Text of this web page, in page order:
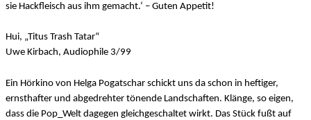
sie Hackfleisch aus ihm gemacht.‘ – Guten Appetit!
Hui, „Titus Trash Tatar“
Uwe Kirbach, Audiophile 3/99
Ein Hörkino von Helga Pogatschar schickt uns da schon in heftiger,
ernsthafter und abgedrehter tönende Landschaften. Klänge, so eigen,
dass die Pop_Welt dagegen gleichgeschaltet wirkt. Das Stück fußt auf